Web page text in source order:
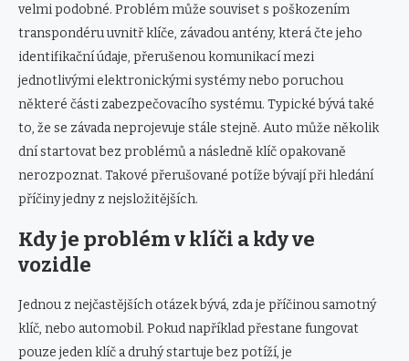
velmi podobné. Problém může souviset s poškozením
transpondéru uvnitř klíče, závadou antény, která čte jeho
identifikační údaje, přerušenou komunikací mezi
jednotlivými elektronickými systémy nebo poruchou
některé části zabezpečovacího systému. Typické bývá také
to, že se závada neprojevuje stále stejně. Auto může několik
dní startovat bez problémů a následně klíč opakovaně
nerozpoznat. Takové přerušované potíže bývají při hledání
příčiny jedny z nejsložitějších.
Kdy je problém v klíči a kdy ve
vozidle
Jednou z nejčastějších otázek bývá, zda je příčinou samotný
klíč, nebo automobil. Pokud například přestane fungovat
pouze jeden klíč a druhý startuje bez potíží, je